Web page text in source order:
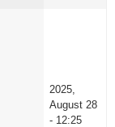
2025,
August 28
- 12:25